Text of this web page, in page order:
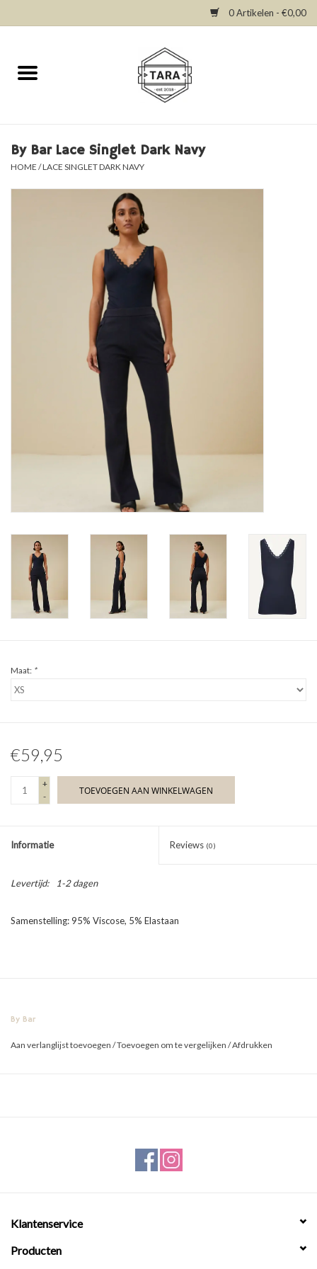
0 Artikelen - €0,00
Home
Dresses
By Bar Lace Singlet Dark Navy
HOME /LACE SINGLET DARK NAVY
Maat: *
€59,95
+
-
TOEVOEGEN AAN WINKELWAGEN
Informatie Reviews (0)
Levertijd: 1-2 dagen
Samenstelling: 95% Viscose, 5% Elastaan
By Bar
Aan verlanglijst toevoegen /Toevoegen om te vergelijken /Afdrukken
Klantenservice
Producten